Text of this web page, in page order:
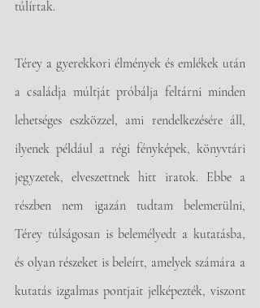
túlírtak.
Térey a gyerekkori élmények és emlékek után
a családja múltját próbálja feltárni minden
lehetséges eszközzel, ami rendelkezésére áll,
ilyenek például a régi fényképek, könyvtári
jegyzetek, elveszettnek hitt iratok. Ebbe a
részben nem igazán tudtam belemerülni,
Térey túlságosan is belemélyedt a kutatásba,
és olyan részeket is beleírt, amelyek számára a
kutatás izgalmas pontjait jelképezték, viszont